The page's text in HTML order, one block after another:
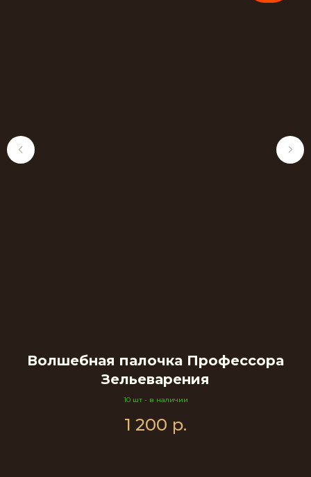
Волшебная палочка Профессора
Зельеварения
10 шт - в наличии
1 200 р.